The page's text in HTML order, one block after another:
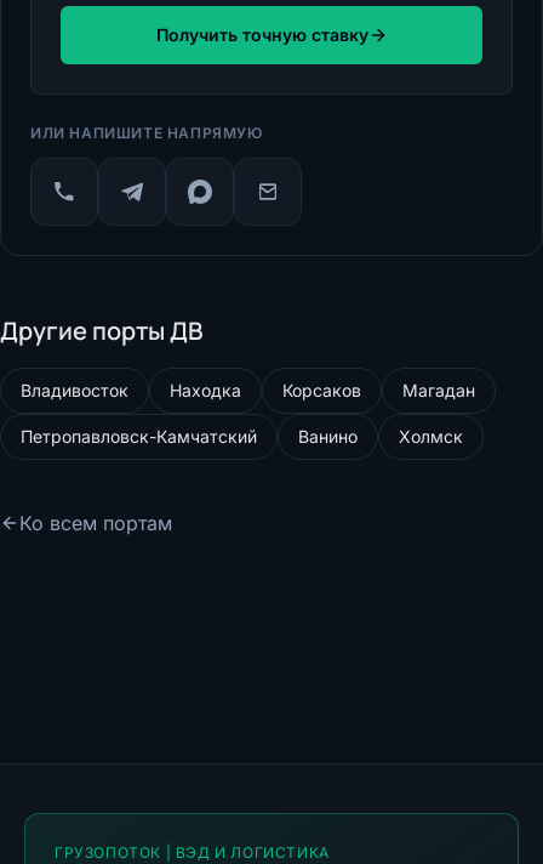
Получить точную ставку
ИЛИ НАПИШИТЕ НАПРЯМУЮ
Другие порты ДВ
Владивосток Находка Корсаков Магадан
Петропавловск-Камчатский Ванино Холмск
Ко всем портам
ГРУЗОПОТОК | ВЭД И ЛОГИСТИКА